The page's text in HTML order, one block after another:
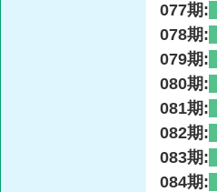
077期:
078期:
079期:
080期:
081期:
082期:
083期:
084期: